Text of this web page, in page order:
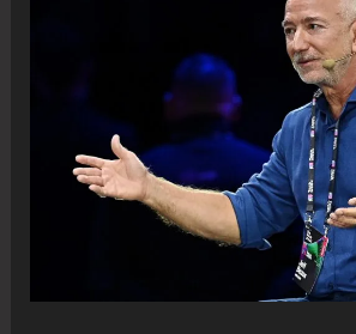
creíble